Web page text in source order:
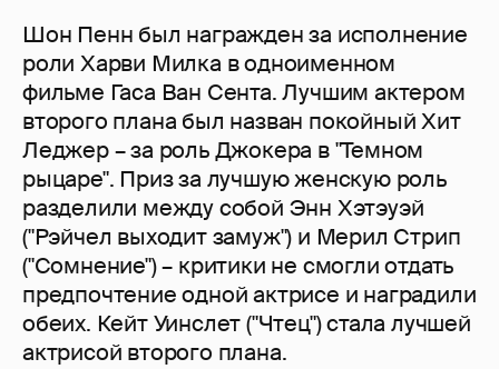
Шон Пенн был награжден за исполнение
роли Харви Милка в одноименном
фильме Гаса Ван Сента. Лучшим актером
второго плана был назван покойный Хит
Леджер – за роль Джокера в "Темном
рыцаре". Приз за лучшую женскую роль
разделили между собой Энн Хэтэуэй
("Рэйчел выходит замуж") и Мерил Стрип
("Сомнение") – критики не смогли отдать
предпочтение одной актрисе и наградили
обеих. Кейт Уинслет ("Чтец") стала лучшей
актрисой второго плана.